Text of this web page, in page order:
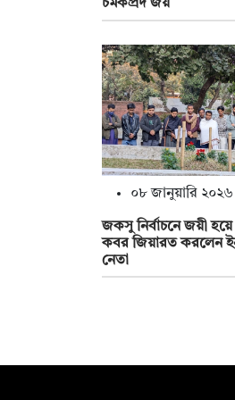
চমকপ্রদ জয়
০৮ জানুয়ারি ২০২৬
জকসু নির্বাচনে জয়ী
কবর জিয়ারত করলেন
নেতা